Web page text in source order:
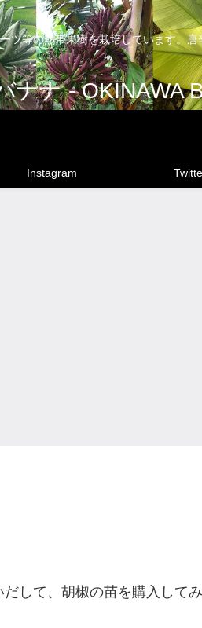
ツ等の熱帯果樹を栽培しています。
ナナ - OKINAWA
Instagram
して、胡椒の苗を購入してみ